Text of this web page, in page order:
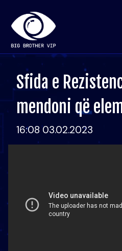
Sfida e
mendoni që
16:08 03.02.2023